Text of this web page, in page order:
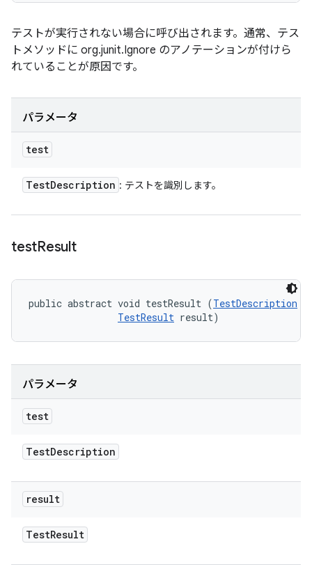
テストが実行されない場合に呼び出されます。通常、テス
トメソッドに org.junit.Ignore のアノテーションが付けら
れていることが原因です。
パラメータ
test
TestDescription : テストを識別します。
testResult
public abstract void testResult (TestDescription
TestResult result)
パラメータ
test
TestDescription
result
TestResult